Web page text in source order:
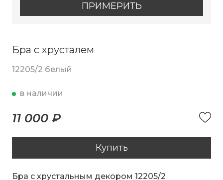
ПРИМЕРИТЬ
Бра с хрусталем
12205/2 белый
в наличии
11 000 ₽
Купить
Бра с хрустальным декором 12205/2